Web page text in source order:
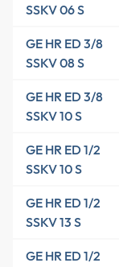
SSKV 06 S
GE HR ED 3/8
SSKV 08 S
GE HR ED 3/8
SSKV 10 S
GE HR ED 1/2
SSKV 10 S
GE HR ED 1/2
SSKV 13 S
GE HR ED 1/2